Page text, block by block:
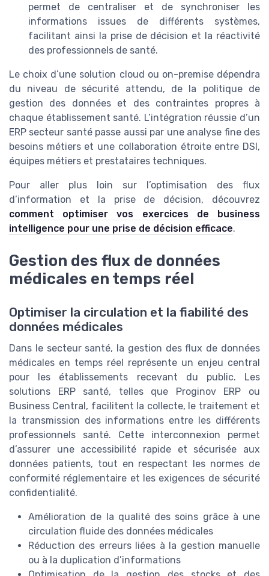
permet de centraliser et de synchroniser les
informations issues de différents systèmes,
facilitant ainsi la prise de décision et la réactivité
des professionnels de santé.
Le choix d’une solution cloud ou on-premise dépendra
du niveau de sécurité attendu, de la politique de
gestion des données et des contraintes propres à
chaque établissement santé. L’intégration réussie d’un
ERP secteur santé passe aussi par une analyse fine des
besoins métiers et une collaboration étroite entre DSI,
équipes métiers et prestataires techniques.
Pour aller plus loin sur l’optimisation des flux
d’information et la prise de décision, découvrez
comment optimiser vos exercices de business
intelligence pour une prise de décision efficace.
Gestion des flux de données
médicales en temps réel
Optimiser la circulation et la fiabilité des
données médicales
Dans le secteur santé, la gestion des flux de données
médicales en temps réel représente un enjeu central
pour les établissements recevant du public. Les
solutions ERP santé, telles que Proginov ERP ou
Business Central, facilitent la collecte, le traitement et
la transmission des informations entre les différents
professionnels santé. Cette interconnexion permet
d’assurer une accessibilité rapide et sécurisée aux
données patients, tout en respectant les normes de
conformité réglementaire et les exigences de sécurité
confidentialité.
Amélioration de la qualité des soins grâce à une
circulation fluide des données médicales
Réduction des erreurs liées à la gestion manuelle
ou à la duplication d’informations